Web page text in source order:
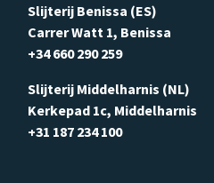
Slijterij Benissa (ES)
Carrer Watt 1, Benissa
+34 660 290 259
Slijterij Middelharnis (NL)
Kerkepad 1c, Middelharnis
+31 187 234 100